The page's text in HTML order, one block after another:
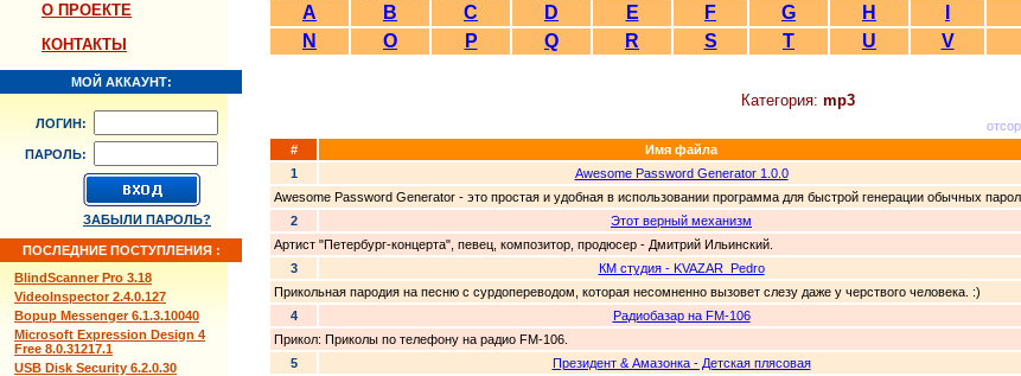
О ПРОЕКТЕ
КОНТАКТЫ
МОЙ АККАУНТ:
ЛОГИН:
ПАРОЛЬ:
ЗАБЫЛИ ПАРОЛЬ?
ПОСЛЕДНИЕ ПОСТУПЛЕНИЯ :
BlindScanner Pro 3.18
VideoInspector 2.4.0.127
Bopup Messenger 6.1.3.10040
Microsoft Expression Design 4
Free 8.0.31217.1
USB Disk Security 6.2.0.30
A B C D E F G H
N
O P Q R S T U V
Категория: mp3
#
Имя файла
1
Awesome Password Generator 1.0.0
Awesome Password Generator - это простая и удобная в использовании программа для быстрой генерации обычных
2
Этот верный механизм
Артист "Петербург-концерта", певец, композитор, продюсер - Дмитрий Ильинский.
3
КМ студия - KVAZAR_Pedro
Прикольная пародия на песню с сурдопереводом, которая несомненно вызовет слезу даже у черствого человека. :)
4
Радиобазар на FM-106
Прикол: Приколы по телефону на радио FM-106.
5
Президент & Амазонка - Детская плясовая